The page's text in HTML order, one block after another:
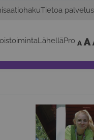
Tietoa
LähelläPro